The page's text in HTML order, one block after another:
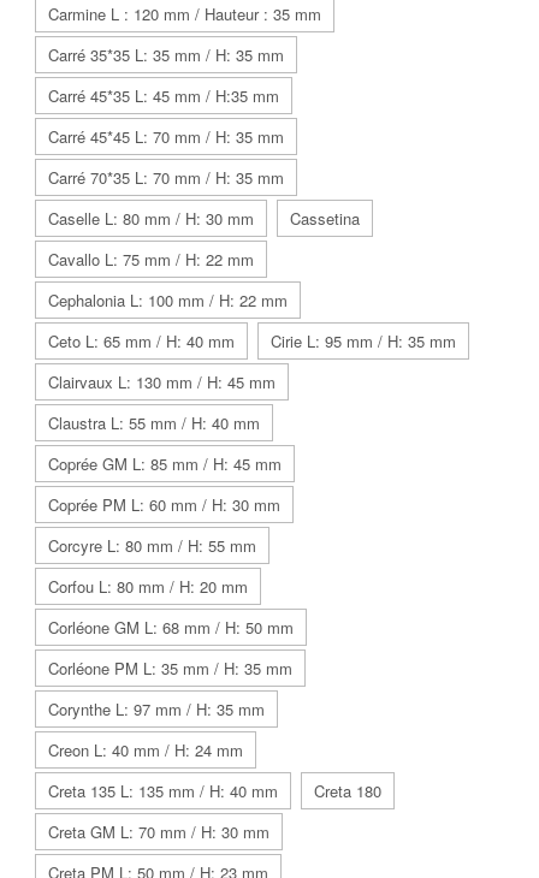
Carmine L : 120 mm / Hauteur : 35 mm
Carré 35*35 L: 35 mm / H: 35 mm
Carré 45*35 L: 45 mm / H:35 mm
Carré 45*45 L: 70 mm / H: 35 mm
Carré 70*35 L: 70 mm / H: 35 mm
Caselle L: 80 mm / H: 30 mm
Cassetina
Cavallo L: 75 mm / H: 22 mm
Cephalonia L: 100 mm / H: 22 mm
Ceto L: 65 mm / H: 40 mm
Cirie L: 95 mm / H: 35 mm
Clairvaux L: 130 mm / H: 45 mm
Claustra L: 55 mm / H: 40 mm
Coprée GM L: 85 mm / H: 45 mm
Coprée PM L: 60 mm / H: 30 mm
Corcyre L: 80 mm / H: 55 mm
Corfou L: 80 mm / H: 20 mm
Corléone GM L: 68 mm / H: 50 mm
Corléone PM L: 35 mm / H: 35 mm
Corynthe L: 97 mm / H: 35 mm
Creon L: 40 mm / H: 24 mm
Creta 135 L: 135 mm / H: 40 mm
Creta 180
Creta GM L: 70 mm / H: 30 mm
Creta PM L: 50 mm / H: 23 mm